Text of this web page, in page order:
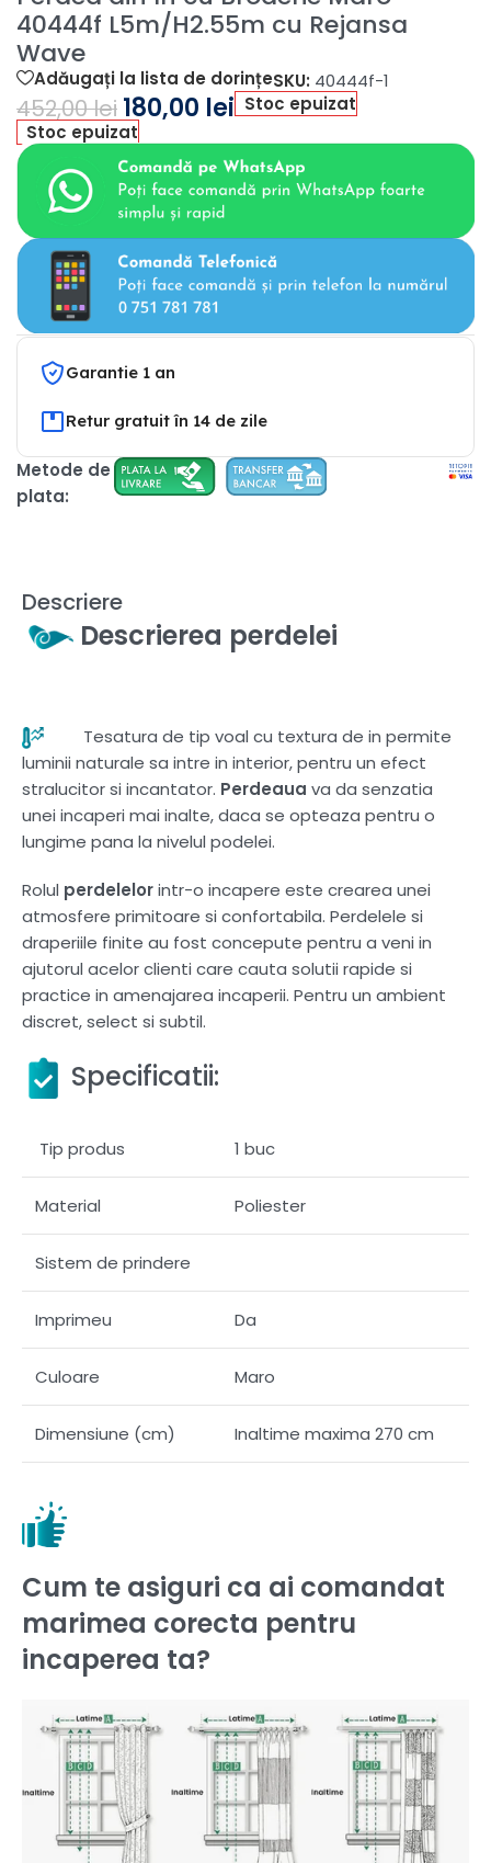
40444f L5m/H2.55m cu Rejansa
Wave
Adăugați la lista de dorințeSKU: 40444f-1
452,00lei 180,00 lei Stoc epuizat
Stoc epuizat
Garantie 1 an
Retur gratuit în 14 de zile
Metode de
plata:
Descriere
Descrierea perdelei
Tesatura de tip voal cu textura de in permite
luminii naturale sa intre in interior, pentru un efect
stralucitor si incantator. Perdeaua va da senzatia
unei incaperi mai inalte, daca se opteaza pentru o
lungime pana la nivelul podelei.
Rolul perdelelorintr-o incapere este crearea unei
atmosfere primitoare si confortabila. Perdelele si
draperiile finite au fost concepute pentru a veni in
ajutorul acelor clienti care cauta solutii rapide si
practice in amenajarea incaperii. Pentru un ambient
discret, select si subtil.
Specificatii:
Tip produs 1 buc
Material Poliester
Sistem de prindere
Imprimeu Da
Culoare Maro
Dimensiune (cm) Inaltime maxima 270 cm
Cum te asiguri ca ai comandat
marimea corecta pentru
incaperea ta?